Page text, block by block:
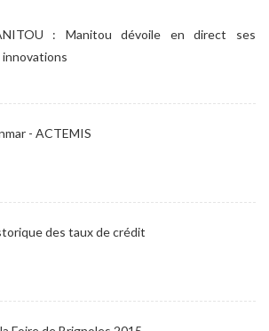
: Manitou dévoile en direct ses
- ACTEMIS
des taux de crédit